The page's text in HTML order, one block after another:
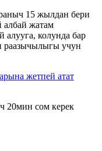
15 жылдан бери
албай жатам
колунда бар
раазычылыгы учун
жетпей атат
20мин сом керек